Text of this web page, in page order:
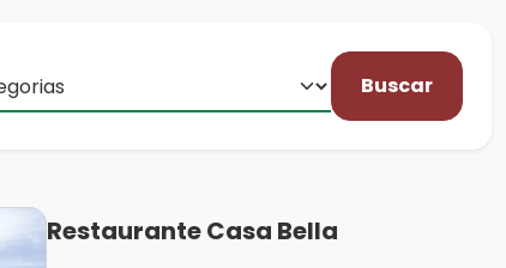
Buscar
Restaurante Casa Bella